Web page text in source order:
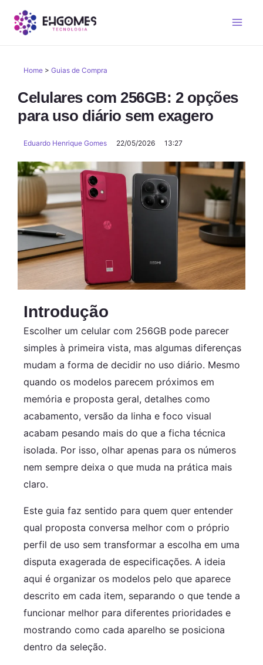
Home > Guias de Compra
Celulares com 256GB: 2 opções
para uso diário sem exagero
Eduardo Henrique Gomes 22/05/2026 13:27
Introdução
Escolher um celular com 256GB pode parecer
simples à primeira vista, mas algumas diferenças
mudam a forma de decidir no uso diário. Mesmo
quando os modelos parecem próximos em
memória e proposta geral, detalhes como
acabamento, versão da linha e foco visual
acabam pesando mais do que a ficha técnica
isolada. Por isso, olhar apenas para os números
nem sempre deixa o que muda na prática mais
claro.
Este guia faz sentido para quem quer entender
qual proposta conversa melhor com o próprio
perfil de uso sem transformar a escolha em uma
disputa exagerada de especificações. A ideia
aqui é organizar os modelos pelo que aparece
descrito em cada item, separando o que tende a
funcionar melhor para diferentes prioridades e
mostrando como cada aparelho se posiciona
dentro da seleção.